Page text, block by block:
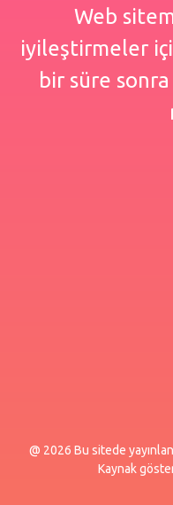
Web
iyileştirmeler
bir süre
@ 2026 Bu sitede
Kaynak